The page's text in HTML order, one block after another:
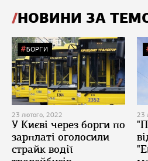
НОВИНИ ЗА
БОРГИ
23 лютого, 2022
У Києві через борги по
зарплаті оголосили
страйк водії
23